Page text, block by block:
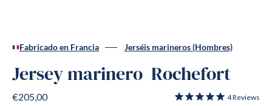
Fabricado en Francia Jerséis marineros (Hombres)
Jersey marinero Rochefort
€205,00 4Reviews